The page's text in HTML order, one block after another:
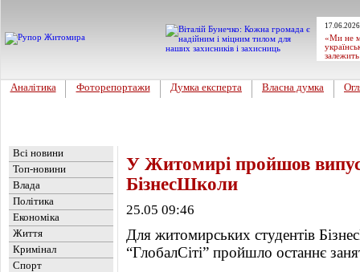
«Ми не
Аналітика Фоторепортажи Думка експерта Власна думка
Всі новини
Топ-новини
Влада
Політика
Економіка
Життя
Кримінал
Спорт
У Житомирі пройшов
БізнесШколи
25.05 09:46
Для житомирських студентів
“ГлобалСіті” пройшло останнє